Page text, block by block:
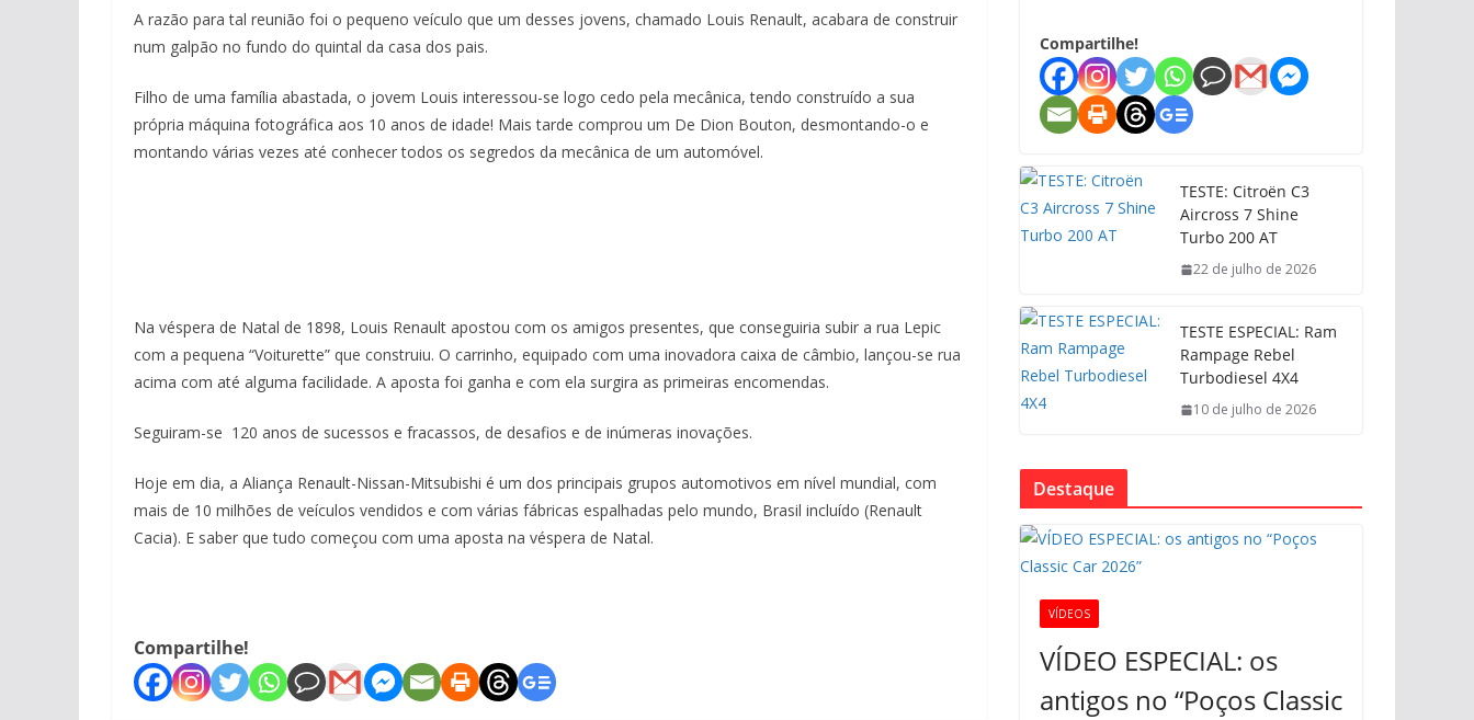
A razão para tal reunião foi o pequeno veículo que um desses jovens, chamado Louis Renault, acabara de construir
num galpão no fundo do quintal da casa dos pais.
Filho de uma família abastada, o jovem Louis interessou-se logo cedo pela mecânica, tendo construído a sua
própria máquina fotográfica aos 10 anos de idade! Mais tarde comprou um De Dion Bouton, desmontando-o e
montando várias vezes até conhecer todos os segredos da mecânica de um automóvel.
Na véspera de Natal de 1898, Louis Renault apostou com os amigos presentes, que conseguiria subir a rua Lepic
com a pequena “Voiturette” que construiu. O carrinho, equipado com uma inovadora caixa de câmbio, lançou-se rua
acima com até alguma facilidade. A aposta foi ganha e com ela surgira as primeiras encomendas.
Seguiram-se 120 anos de sucessos e fracassos, de desafios e de inúmeras inovações.
Hoje em dia, a Aliança Renault-Nissan-Mitsubishi é um dos principais grupos automotivos em nível mundial, com
mais de 10 milhões de veículos vendidos e com várias fábricas espalhadas pelo mundo, Brasil incluído (Renault
Cacia). E saber que tudo começou com uma aposta na véspera de Natal.
Compartilhe!
Compartilhe!
TESTE: Citroën C3
Aircross 7 Shine
Turbo 200 AT
22 de julho de 2026
TESTE ESPECIAL: Ram
Rampage Rebel
Turbodiesel 4X4
10 de julho de 2026
Destaque
VÍDEOS
VÍDEO ESPECIAL: os
antigos no “Poços Classic